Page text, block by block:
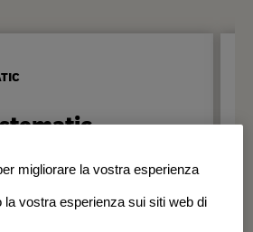
basate sui dati
nel tempo.
migliorare la vostra esperienza
la vostra esperienza sui siti web di